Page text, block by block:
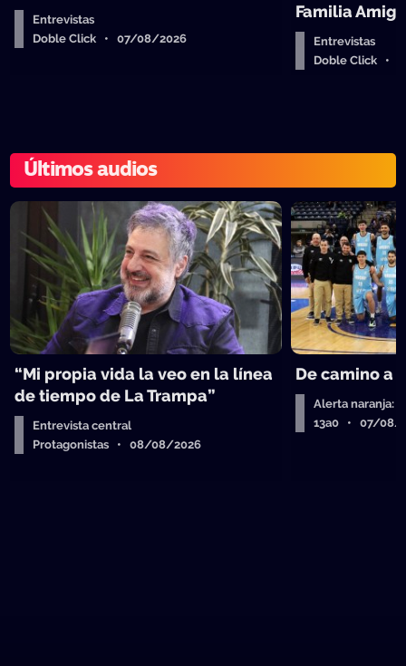
Entrevistas
Doble Click • 07/08/2026
Familia
Entrevistas
Doble Click •
Últimos audios
“Mi propia vida la veo en la línea
de tiempo de La Trampa”
Entrevista central
Protagonistas • 08/08/2026
De camino a
Alerta naranja:
13a0 • 07/08/